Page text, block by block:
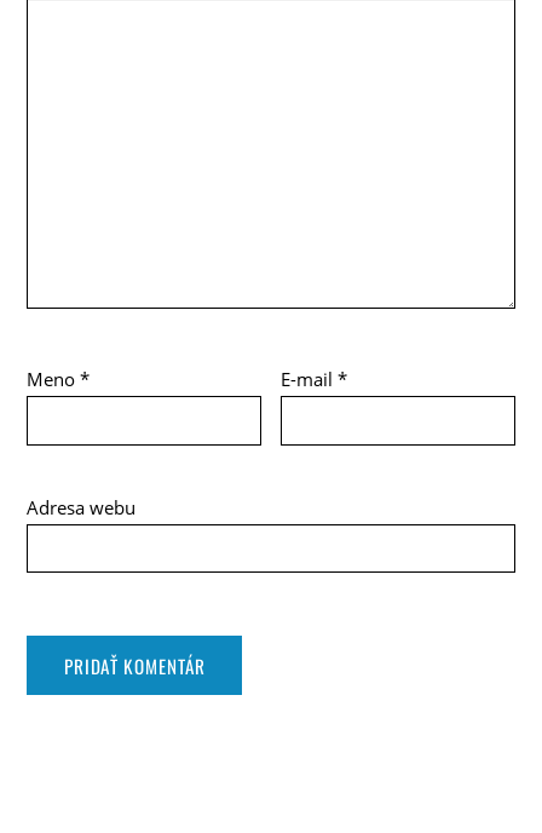
Meno* E-mail*
Adresa webu